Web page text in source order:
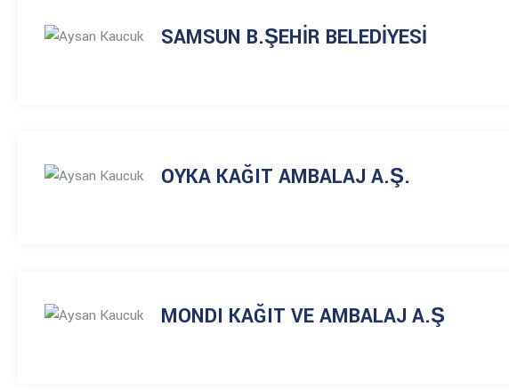
SAMSUN B.ŞEHİR BELEDİYESİ
OYKA KAĞIT AMBALAJ A.Ş.
MONDI KAĞIT VE AMBALAJ A.Ş